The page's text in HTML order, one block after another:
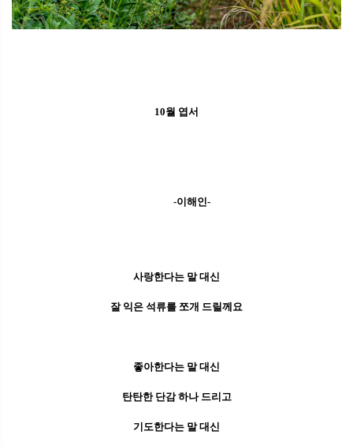
10월 엽서
-이해인-
사랑한다는 말 대신
잘 익은 석류를 쪼개 드릴께요
좋아한다는 말 대신
탄탄한 단감 하나 드리고
기도한다는 말 대신